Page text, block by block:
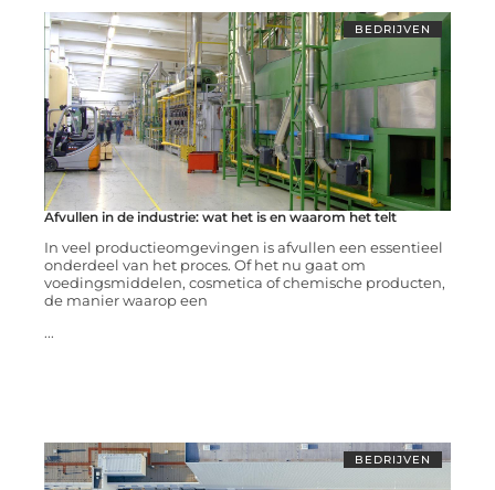
BEDRIJVEN
Afvullen in de industrie: wat het is en waarom het telt
In veel productieomgevingen is afvullen een essentieel
onderdeel van het proces. Of het nu gaat om
voedingsmiddelen, cosmetica of chemische producten,
de manier waarop een
...
BEDRIJVEN